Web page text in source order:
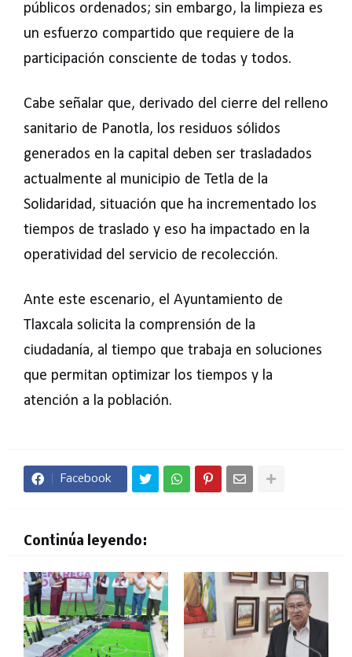
públicos ordenados; sin embargo, la limpieza es
un esfuerzo compartido que requiere de la
participación consciente de todas y todos.
Cabe señalar que, derivado del cierre del relleno
sanitario de Panotla, los residuos sólidos
generados en la capital deben ser trasladados
actualmente al municipio de Tetla de la
Solidaridad, situación que ha incrementado los
tiempos de traslado y eso ha impactado en la
operatividad del servicio de recolección.
Ante este escenario, el Ayuntamiento de
Tlaxcala solicita la comprensión de la
ciudadanía, al tiempo que trabaja en soluciones
que permitan optimizar los tiempos y la
atención a la población.
Facebook
Continúa leyendo: